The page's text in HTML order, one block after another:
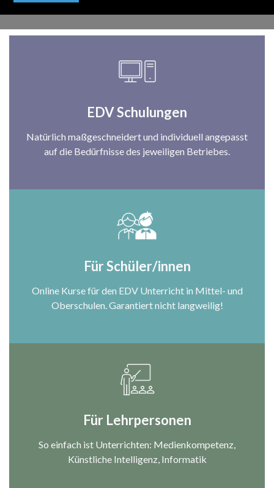
MEHR...
EDV Schulungen
Natürlich maßgeschneidert und individuell angepasst
auf die Bedürfnisse des jeweiligen Betriebes.
Für Schüler/innen
Online Kurse für den EDV Unterricht in Mittel- und
Oberschulen. Garantiert nicht langweilig!
Für Lehrpersonen
So einfach ist Unterrichten: Medienkompetenz,
Künstliche Intelligenz, Informatik